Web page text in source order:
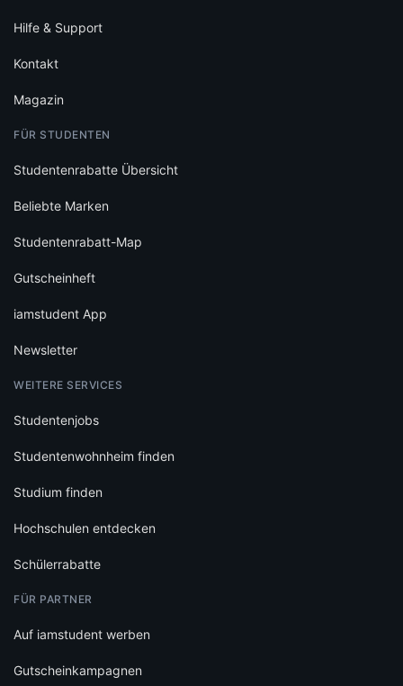
Hilfe & Support
Kontakt
Magazin
FÜR STUDENTEN
Studentenrabatte Übersicht
Beliebte Marken
Studentenrabatt-Map
Gutscheinheft
iamstudent App
Newsletter
WEITERE SERVICES
Studentenjobs
Studentenwohnheim finden
Studium finden
Hochschulen entdecken
Schülerrabatte
FÜR PARTNER
Auf iamstudent werben
Gutscheinkampagnen